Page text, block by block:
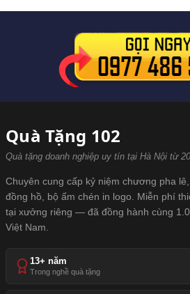
Quà Tặng 102
Quà tặng doanh nghiệp uy tín tại Hà Nội từ
Chuyên cung cấp kỷ niệm chương pha
đồng hồ, bộ ấm chén in logo. Miễn phí
tại xưởng riêng — đã đồng hành cùng
Việt Nam.
13+ năm
Trong nghề quà tặng